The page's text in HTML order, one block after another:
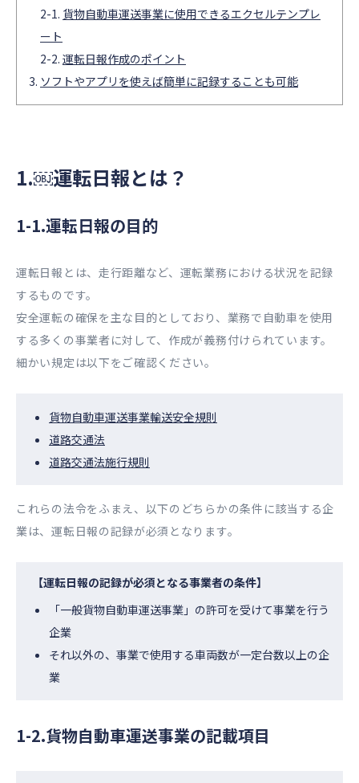
貨物自動車運送事業に使用できるエクセルテンプレ
ート
運転日報作成のポイント
ソフトやアプリを使えば簡単に記録することも可能
1.​￼​運転日報とは？
1-1.運転日報の目的
運転日報とは、走行距離など、運転業務における状況を記録
するものです。
安全運転の確保を主な目的としており、業務で自動車を使用
する多くの事業者に対して、作成が義務付けられています。
細かい規定は以下をご確認ください。
貨物自動車運送事業輸送安全規則
道路交通法
道路交通法施行規則
これらの法令をふまえ、以下のどちらかの条件に該当する企
業は、運転日報の記録が必須となります。
【運転日報の記録が必須となる事業者の条件】
「一般貨物自動車運送事業」の許可を受けて事業を行う
企業
それ以外の、事業で使用する車両数が一定台数以上の企
業
1-2.貨物自動車運送事業の記載項目